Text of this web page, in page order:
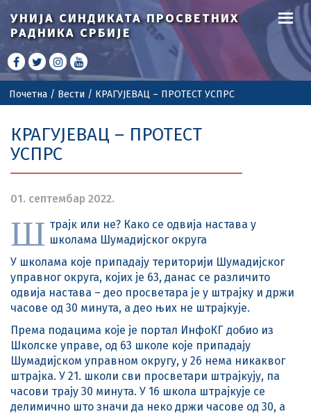
УНИЈА СИНДИКАТАПРОСВЕТНИХ
РАДНИКА СРБИЈЕ
Почетна / Вести / КРАГУЈЕВАЦ – ПРОТЕСТ УСПРС
КРАГУЈЕВАЦ – ПРОТЕСТ
УСПРС
01. септембар 2022.
Ш трајк или не? Како се одвија настава у
школама Шумадијског округа
У школама које припадају територији Шумадијског
управног округа, којих је 63, данас се различито
одвија настава – део просветара је у штрајку и држи
часове од 30 минута, а део њих не штрајкује.
Према подацима које је портал ИнфоКГ добио из
Школске управе, од 63 школе које припадају
Шумадијском управном округу, у 26 нема никаквог
штрајка. У 21. школи сви просветари штрајкују, па
часови трају 30 минута. У 16 школа штрајкује се
делимично што значи да неко држи часове од 30, а